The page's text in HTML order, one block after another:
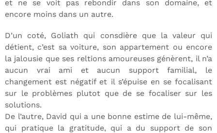
et ne se voit pas rebondir dans son domaine, et
encore moins dans un autre.
D’un coté, Goliath qui consdière que la valeur qui
détient, c’est sa voiture, son appartement ou encore
la jalousie que ses reltions amoureuses génèrent, il n’a
aucun vrai ami et aucun support familial, le
changement est négatif et il s’épuise en se focalisant
sur le problèmes plutot que de se focaliser sur les
solutions.
De l’autre, David qui a une bonne estime de lui-même,
qui pratique la gratitude, qui a du support de son